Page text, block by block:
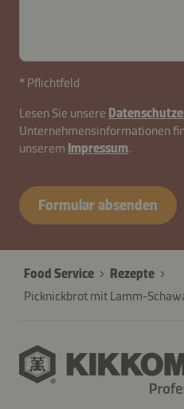
* Pflichtfeld
Lesen Sie unsere
Unternehmensinformationen
unserem Impressum.
B2B-
26576-
Formular absenden
Food Service
Rezepte
Picknickbrot mit Lamm-